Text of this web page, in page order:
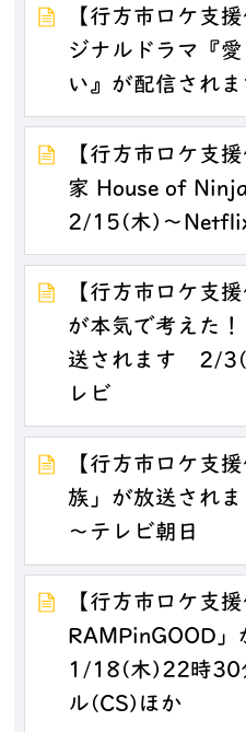
【行方市ロケ支
ジナルドラマ『
い』が配信され
【行方市ロケ支
家 House of
2/15(木)～
【行方市ロケ支
が本気で考えた
送されます 2/
レビ
【行方市ロケ支
族」が放送され
～テレビ朝日
【行方市ロケ支
RAMPinGOOD」
1/18(木)22時30
ル(CS)ほか